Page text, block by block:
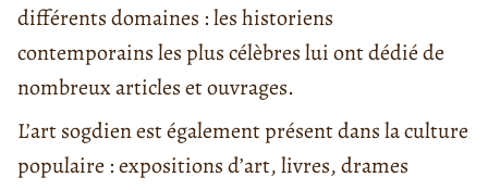
différents domaines : les historiens
contemporains les plus célèbres lui ont dédié de
nombreux articles et ouvrages.
L’art sogdien est également présent dans la culture
populaire : expositions d’art, livres, drames